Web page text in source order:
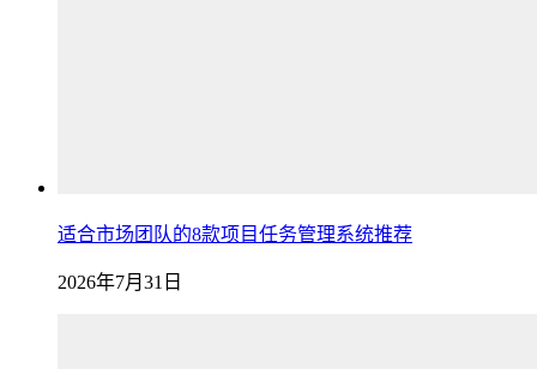
适合市场团队的8款项目任务管理系统推荐
2026年7月31日